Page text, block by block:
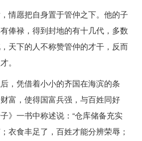
情愿把自身置于管仲之下。他的子
俸禄，得到封地的有十几代，多数
天下的人不称赞管仲的才干，反而
。
，凭借着小小的齐国在海滨的条
富，使得国富兵强，与百姓同好
》一书中称述说：“仓库储备充实
衣食丰足了，百姓才能分辨荣辱；